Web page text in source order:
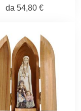
da 54,80 €